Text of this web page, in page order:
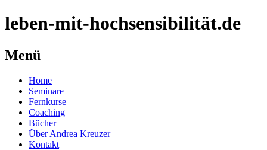
leben-mit-hochsensibilität.de
Menü
Springe
zum
Inhalt
Home
Seminare
Fernkurse
Coaching
Bücher
Über Andrea Kreuzer
Kontakt